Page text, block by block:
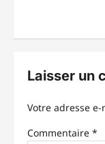
a
t
i
Laisser un
Votre adresse
Commentaire *